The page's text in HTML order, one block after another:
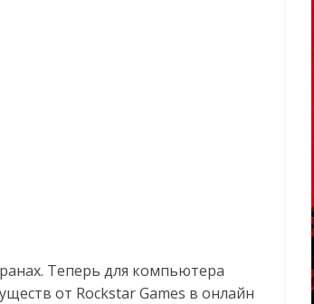
Теперь для компьютера
от Rockstar Games в онлайн